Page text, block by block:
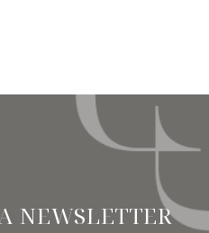
NEWSLETTER